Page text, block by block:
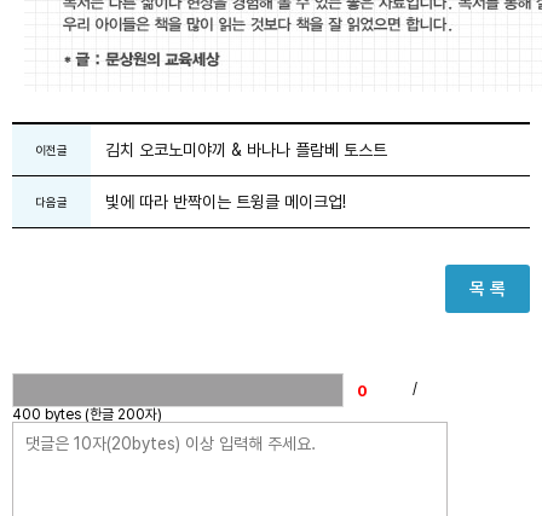
이전글 김치 오코노미야끼 & 바나나 플람베 토스트
다음글 빛에 따라 반짝이는 트윙클 메이크업!
목 록
/
400 bytes (한글 200자)